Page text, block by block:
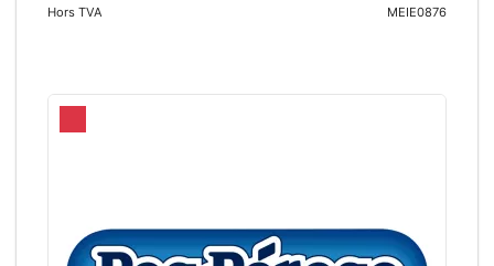
Hors TVA MEIE0876